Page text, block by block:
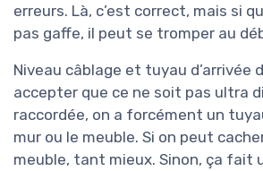
erreurs. Là, c’est correct, mais si
pas gaffe, il peut se tromper au
Niveau câblage et tuyau d’arrivée
accepter que ce ne soit pas ultra
raccordée, on a forcément un
mur ou le meuble. Si on peut
meuble, tant mieux. Sinon, ça fait